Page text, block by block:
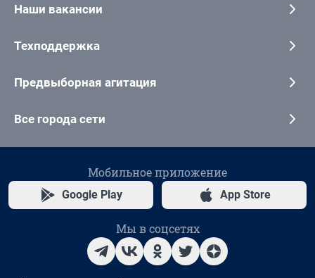
Наши вакансии
Техподдержка
Предвыборная агитация
Все города сети
Мобильное приложение
Google Play App Store
Мы в соцсетях